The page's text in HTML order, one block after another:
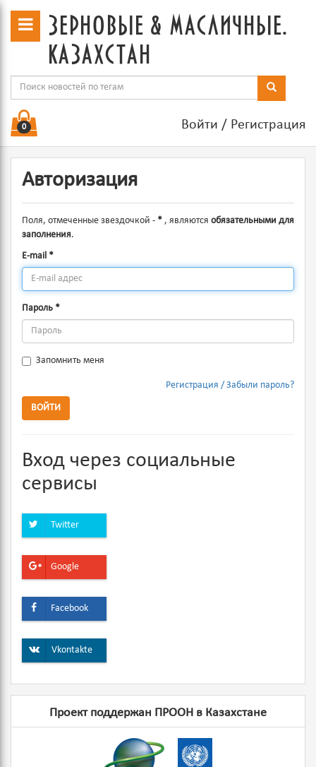
зерновые & масличные.
казахстан
Войти / Регистрация
0
Авторизация
Поля, отмеченные звездочкой - * , являются обязательными для
заполнения.
E-mail *
Пароль *
Запомнить меня
Забыли пароль?
Регистрация
ВОЙТИ
Вход через социальные
сервисы
Twitter
Google
Facebook
Vkontakte
Проект поддержан ПРООН в Казахстане